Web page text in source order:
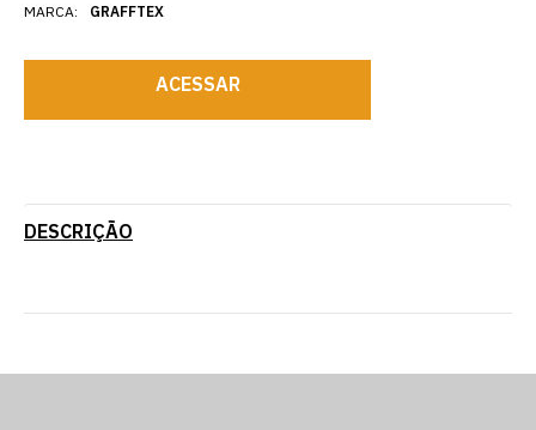
MARCA:
GRAFFTEX
ACESSAR
DESCRIÇÃO